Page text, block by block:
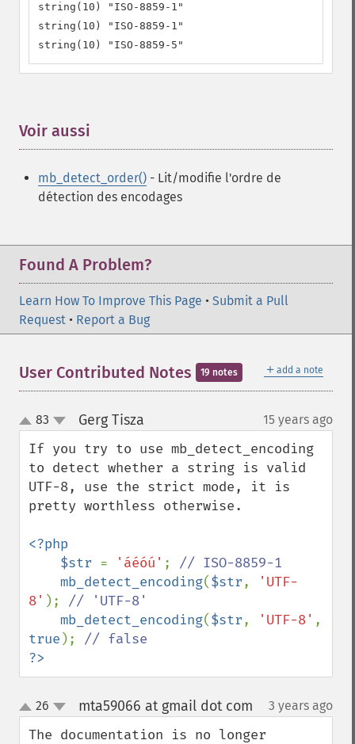
string(10) "ISO-8859-1"
string(10) "ISO-8859-1"
string(10) "ISO-8859-5"
Voir aussi
mb_detect_order() - Lit/modifie l'ordre de
détection des encodages
Found A Problem?
Learn How To Improve This Page • Submit a Pull
Request • Report a Bug
＋ add a note
User Contributed Notes 19 notes
up
down
83 Gerg Tisza 15 years ago
If you try to use mb_detect_encoding
to detect whether a string is valid
UTF-8, use the strict mode, it is
pretty worthless otherwise.
<?php
    $str
= 'áéóú' ; // ISO-8859-1
mb_detect_encoding($str,
'UTF-
8' ); // 'UTF-8'
mb_detect_encoding($str, 'UTF-8'
true );
?>
up
down
26 mta59066 at gmail dot com 3 years ago
The documentation is no longer